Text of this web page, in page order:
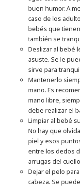
buen humor. A
caso de los
bebés que
también se
Deslizar al bebé
asuste. Se le
sirve para
Mantenerlo
mano. Es
mano libre,
debe realizar el
Limpiar al bebé
No hay que
piel y esos
entre los dedos
arrugas del
Dejar el pelo
cabeza. Se